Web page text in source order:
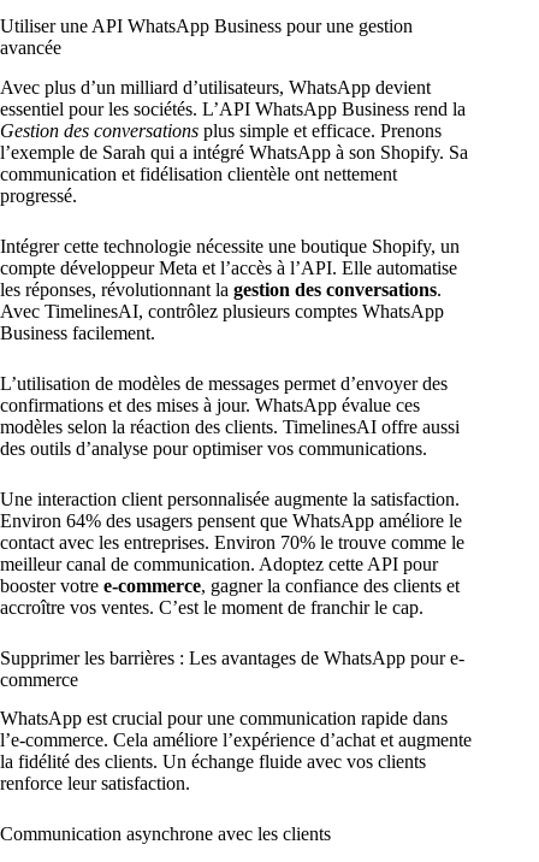
Utiliser une API WhatsApp Business pour une gestion
avancée
Avec plus d’un milliard d’utilisateurs, WhatsApp devient
essentiel pour les sociétés. L’API WhatsApp Business rend la
Gestion des conversations plus simple et efficace. Prenons
l’exemple de Sarah qui a intégré WhatsApp à son Shopify. Sa
communication et fidélisation clientèle ont nettement
progressé.
Intégrer cette technologie nécessite une boutique Shopify, un
compte développeur Meta et l’accès à l’API. Elle automatise
les réponses, révolutionnant la gestion des conversations.
Avec TimelinesAI, contrôlez plusieurs comptes WhatsApp
Business facilement.
L’utilisation de modèles de messages permet d’envoyer des
confirmations et des mises à jour. WhatsApp évalue ces
modèles selon la réaction des clients. TimelinesAI offre aussi
des outils d’analyse pour optimiser vos communications.
Une interaction client personnalisée augmente la satisfaction.
Environ 64% des usagers pensent que WhatsApp améliore le
contact avec les entreprises. Environ 70% le trouve comme le
meilleur canal de communication. Adoptez cette API pour
booster votre e-commerce, gagner la confiance des clients et
accroître vos ventes. C’est le moment de franchir le cap.
Supprimer les barrières : Les avantages de WhatsApp pour e-
commerce
WhatsApp est crucial pour une communication rapide dans
l’e-commerce. Cela améliore l’expérience d’achat et augmente
la fidélité des clients. Un échange fluide avec vos clients
renforce leur satisfaction.
Communication asynchrone avec les clients